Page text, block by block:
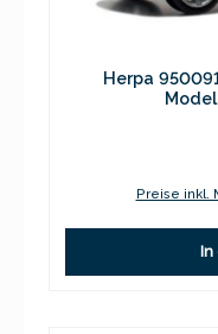
Herpa
Preise inkl.
In